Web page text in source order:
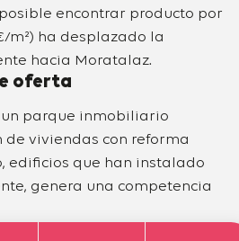
encontrar producto por
m²) ha desplazado la
hacia Moratalaz.
oferta
parque inmobiliario
viviendas con reforma
edificios que han instalado
genera una competencia